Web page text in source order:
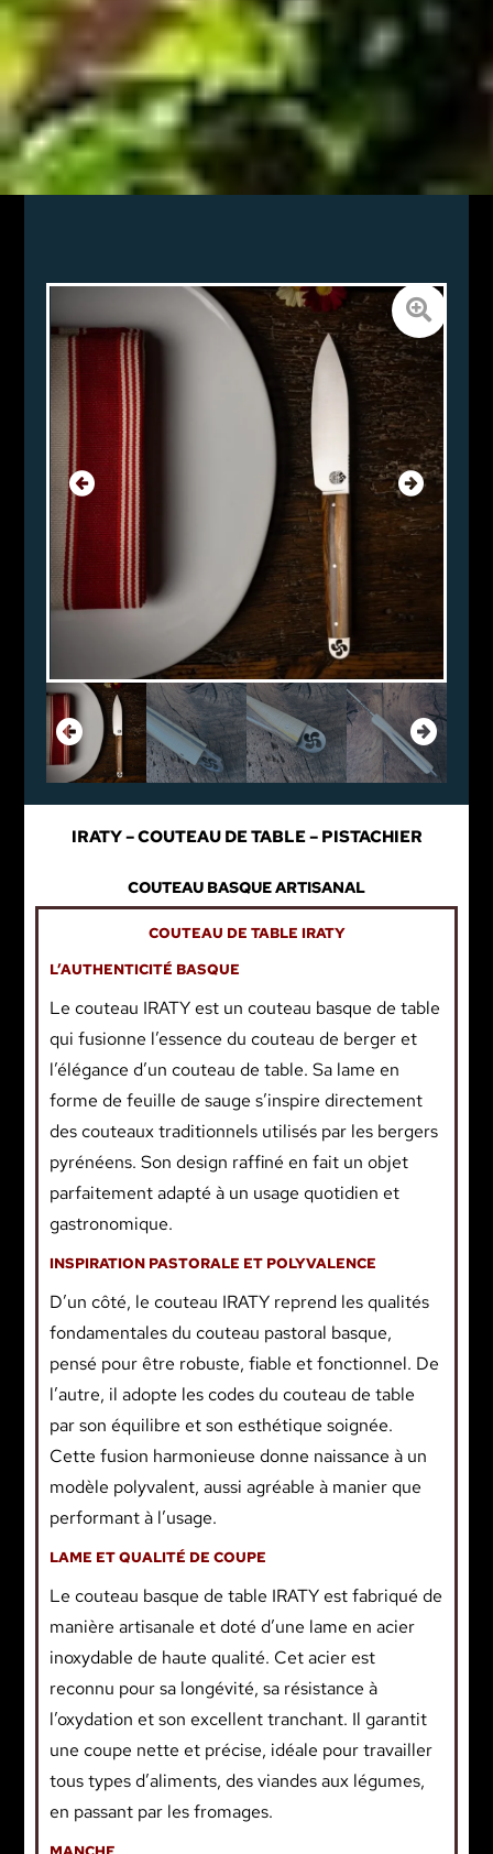
IRATY – COUTEAU DE TABLE – PISTACHIER
COUTEAU BASQUE ARTISANAL
COUTEAU DE TABLE IRATY
L’AUTHENTICITÉ BASQUE
Le couteau IRATY est un couteau basque de table
qui fusionne l’essence du couteau de berger et
l’élégance d’un couteau de table. Sa lame en
forme de feuille de sauge s’inspire directement
des couteaux traditionnels utilisés par les bergers
pyrénéens. Son design raffiné en fait un objet
parfaitement adapté à un usage quotidien et
gastronomique.
INSPIRATION PASTORALE ET POLYVALENCE
D’un côté, le couteau IRATY reprend les qualités
fondamentales du couteau pastoral basque,
pensé pour être robuste, fiable et fonctionnel. De
l’autre, il adopte les codes du couteau de table
par son équilibre et son esthétique soignée.
Cette fusion harmonieuse donne naissance à un
modèle polyvalent, aussi agréable à manier que
performant à l’usage.
LAME ET QUALITÉ DE COUPE
Le couteau basque de table IRATY est fabriqué de
manière artisanale et doté d’une lame en acier
inoxydable de haute qualité. Cet acier est
reconnu pour sa longévité, sa résistance à
l’oxydation et son excellent tranchant. Il garantit
une coupe nette et précise, idéale pour travailler
tous types d’aliments, des viandes aux légumes,
en passant par les fromages.